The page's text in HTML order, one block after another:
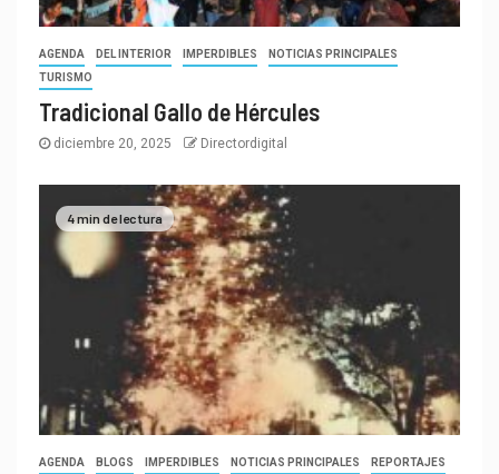
AGENDA DEL INTERIOR IMPERDIBLES
NOTICIAS PRINCIPALES
TURISMO
Tradicional Gallo de Hércules
diciembre 20, 2025 Directordigital
4 min de lectura
AGENDA BLOGS IMPERDIBLES NOTICIAS PRINCIPALES REPORTAJES